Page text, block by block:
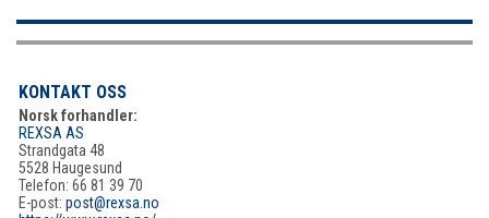
KONTAKT OSS
Norsk forhandler:
REXSA AS
Strandgata 48
5528 Haugesund
Telefon: 66 81 39 70
E-post: post@rexsa.no